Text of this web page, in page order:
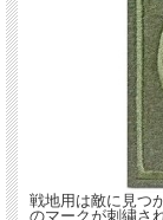
●配達時の破損・紛
●他商品と同梱の場
詳しくは店からの
※クリックポストの
戦地用は敵に見つ
のマークが刺繍さ